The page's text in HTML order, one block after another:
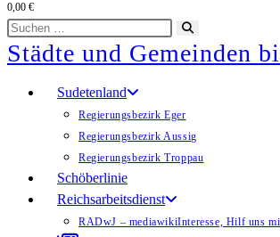
0,00 €
Diese
Website
durchsuchen
starten
Städte und Gemeinden
Sudetenland
Regierungsbezirk Eger
Regierungsbezirk Aussig
Regierungsbezirk Troppau
Schöberlinie
Reichsarbeitsdienst
RADwJ – mediawikiInteresse, Hilf uns